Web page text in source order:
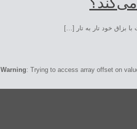
بزاق خود تار به تار […]
Warning: Trying to access array offset on